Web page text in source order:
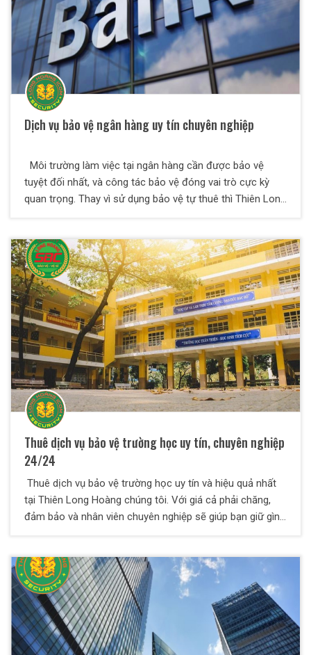
Dịch vụ bảo vệ ngân hàng uy tín chuyên nghiệp
Môi trường làm việc tại ngân hàng cần được bảo vệ
tuyệt đối nhất, và công tác bảo vệ đóng vai trò cực kỳ
quan trọng. Thay vì sử dụng bảo vệ tự thuê thì Thiên Long
vụ san sẻ bớt khó khăn, trách nhiệm và chăm sóc tốt vấn
đề an ninh cho mình.
Thuê dịch vụ bảo vệ trường học uy tín, chuyên nghiệp
24/24
Thuê dịch vụ bảo vệ trường học uy tín và hiệu quả nhất
tại Thiên Long Hoàng chúng tôi. Với giá cả phải chăng,
đảm bảo và nhân viên chuyên nghiệp sẽ giúp bạn giữ gìn